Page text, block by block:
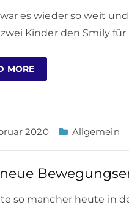
es wieder so weit
Kinder den Smily
MORE
2020 Allgemein
so mancher heute in